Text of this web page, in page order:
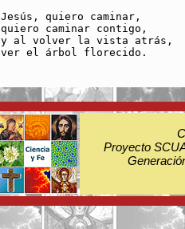
Jesús, quiero caminar,
quiero caminar contigo,
y al volver la vista atrás,
ver el árbol florecido.
Proyecto